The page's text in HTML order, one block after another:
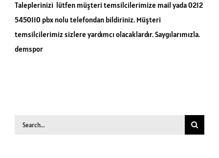
Taleplerinizi lütfen müşteri temsilcilerimize mail yada 0212
5450110 pbx nolu telefondan bildiriniz. Müşteri
temsilcilerimiz sizlere yardımcı olacaklardır. Saygılarımızla.
demspor
Search